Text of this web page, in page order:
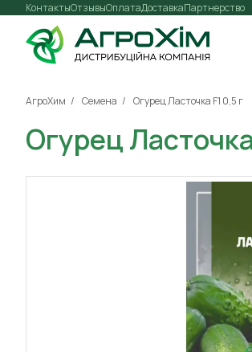
Контакты Оплата
Отзывы ДоставкаПартнерство
АгроХим Семена Огурец Ласточка F1 0,5 г
Огурец